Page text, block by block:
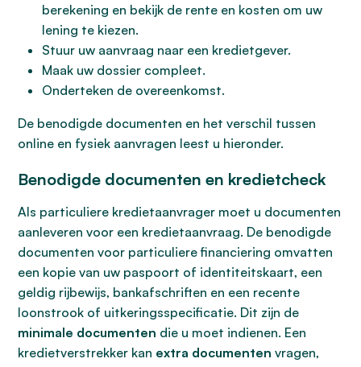
berekening en bekijk de rente en kosten om uw
lening te kiezen.
Stuur uw aanvraag naar een kredietgever.
Maak uw dossier compleet.
Onderteken de overeenkomst.
De benodigde documenten en het verschil tussen
online en fysiek aanvragen leest u hieronder.
Benodigde documenten en kredietcheck
Als particuliere kredietaanvrager moet u documenten
aanleveren voor een kredietaanvraag. De benodigde
documenten voor particuliere financiering omvatten
een kopie van uw paspoort of identiteitskaart, een
geldig rijbewijs, bankafschriften en een recente
loonstrook of uitkeringsspecificatie. Dit zijn de
minimale documenten die u moet indienen. Een
kredietverstrekker kan extra documenten vragen,